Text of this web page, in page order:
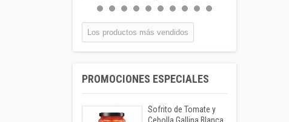
FORMATO:
0,55 €
Lata 33cl
Leche Coaliment
Los productos más vendidos
PROMOCIONES ESPECIALES
Sofrito de Tomate y